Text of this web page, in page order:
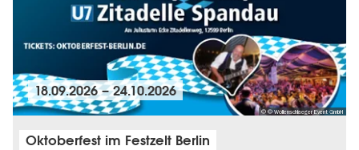
© © Wollenschlaeger Event GmbH
18.09.2026–24.10.2026
Oktoberfest im Festzelt Berlin